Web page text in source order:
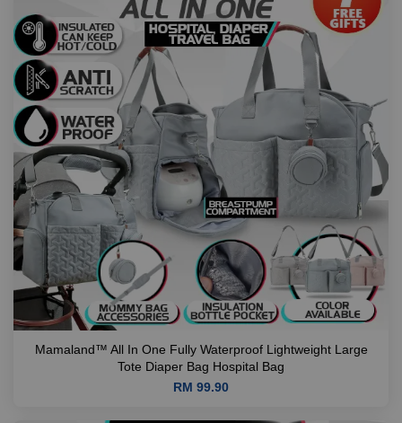
Mamaland™ All In One Fully Waterproof Lightweight Large
Tote Diaper Bag Hospital Bag
RM 99.90